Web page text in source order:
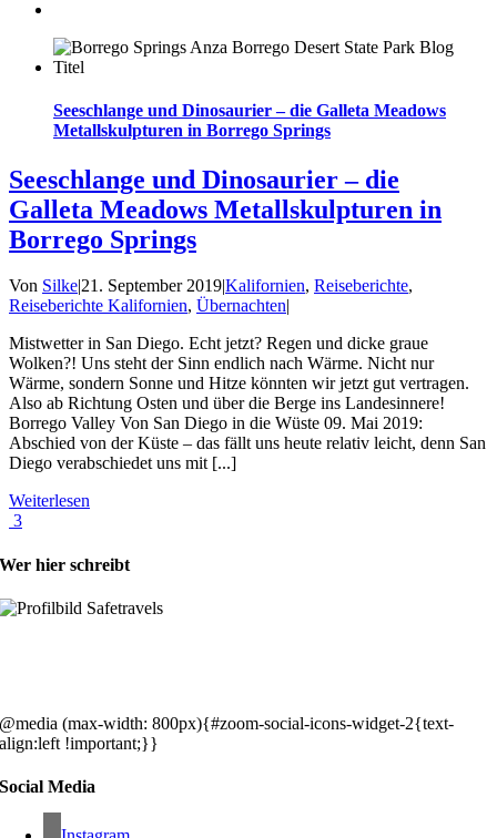
Seeschlange und Dinosaurier – die Galleta Meadows
Metallskulpturen in Borrego Springs
Seeschlange und Dinosaurier – die
Galleta Meadows Metallskulpturen in
Borrego Springs
Von Silke|21. September 2019|Kalifornien, Reiseberichte,
Reiseberichte Kalifornien, Übernachten|
Mistwetter in San Diego. Echt jetzt? Regen und dicke graue
Wolken?! Uns steht der Sinn endlich nach Wärme. Nicht nur
Wärme, sondern Sonne und Hitze könnten wir jetzt gut vertragen.
Also ab Richtung Osten und über die Berge ins Landesinnere!
Borrego Valley Von San Diego in die Wüste 09. Mai 2019:
Abschied von der Küste – das fällt uns heute relativ leicht, denn San
Diego verabschiedet uns mit [...]
Weiterlesen
3
Wer hier schreibt
@media (max-width: 800px){#zoom-social-icons-widget-2{text-
align:left !important;}}
Social Media